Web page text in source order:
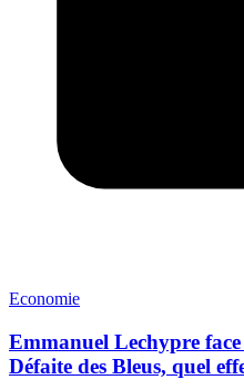
Economie
Emmanuel Lechypre
Défaite des Bleus, quel